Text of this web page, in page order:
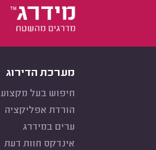
מערכת הדירוג
חיפוש בעל מקצוע
הורדת אפליקציה
ערים במידרג
אינדקס חוות דעת